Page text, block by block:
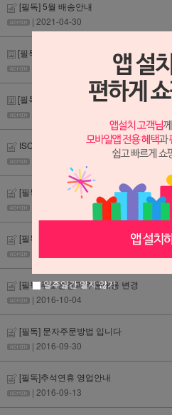
[필독] 5월 배송안내
| 2021-04-30
[필독] 설연휴 정상영업
[필독] 5월 시간지정안내
ISO9001 품질경영시스템 인증!
[필독]카카오톡 옐로우아이디 서비스 오픈!
[필독]배송비 추가 지역입니다
[필독]주소변경과 주문내용 변경
| 2016-10-04
[필독] 문자주문방법 입니다
| 2016-09-30
[필독]추석연휴 영업안내
| 2016-09-13
일주일간 열지 않기